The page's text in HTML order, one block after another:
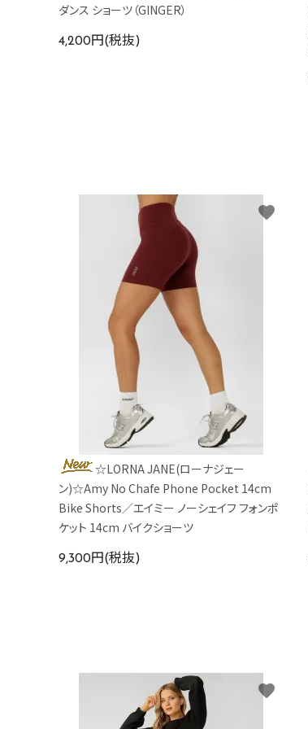
ダンス ショーツ（GINGER）
4,200円(税抜)
☆LORNA JANE(ローナジェー
ン)☆Amy No Chafe Phone Pocket 14cm
Bike Shorts／エイミー ノーシェイフ フォンポ
ケット 14cm バイクショーツ
9,300円(税抜)
favorite
favorite